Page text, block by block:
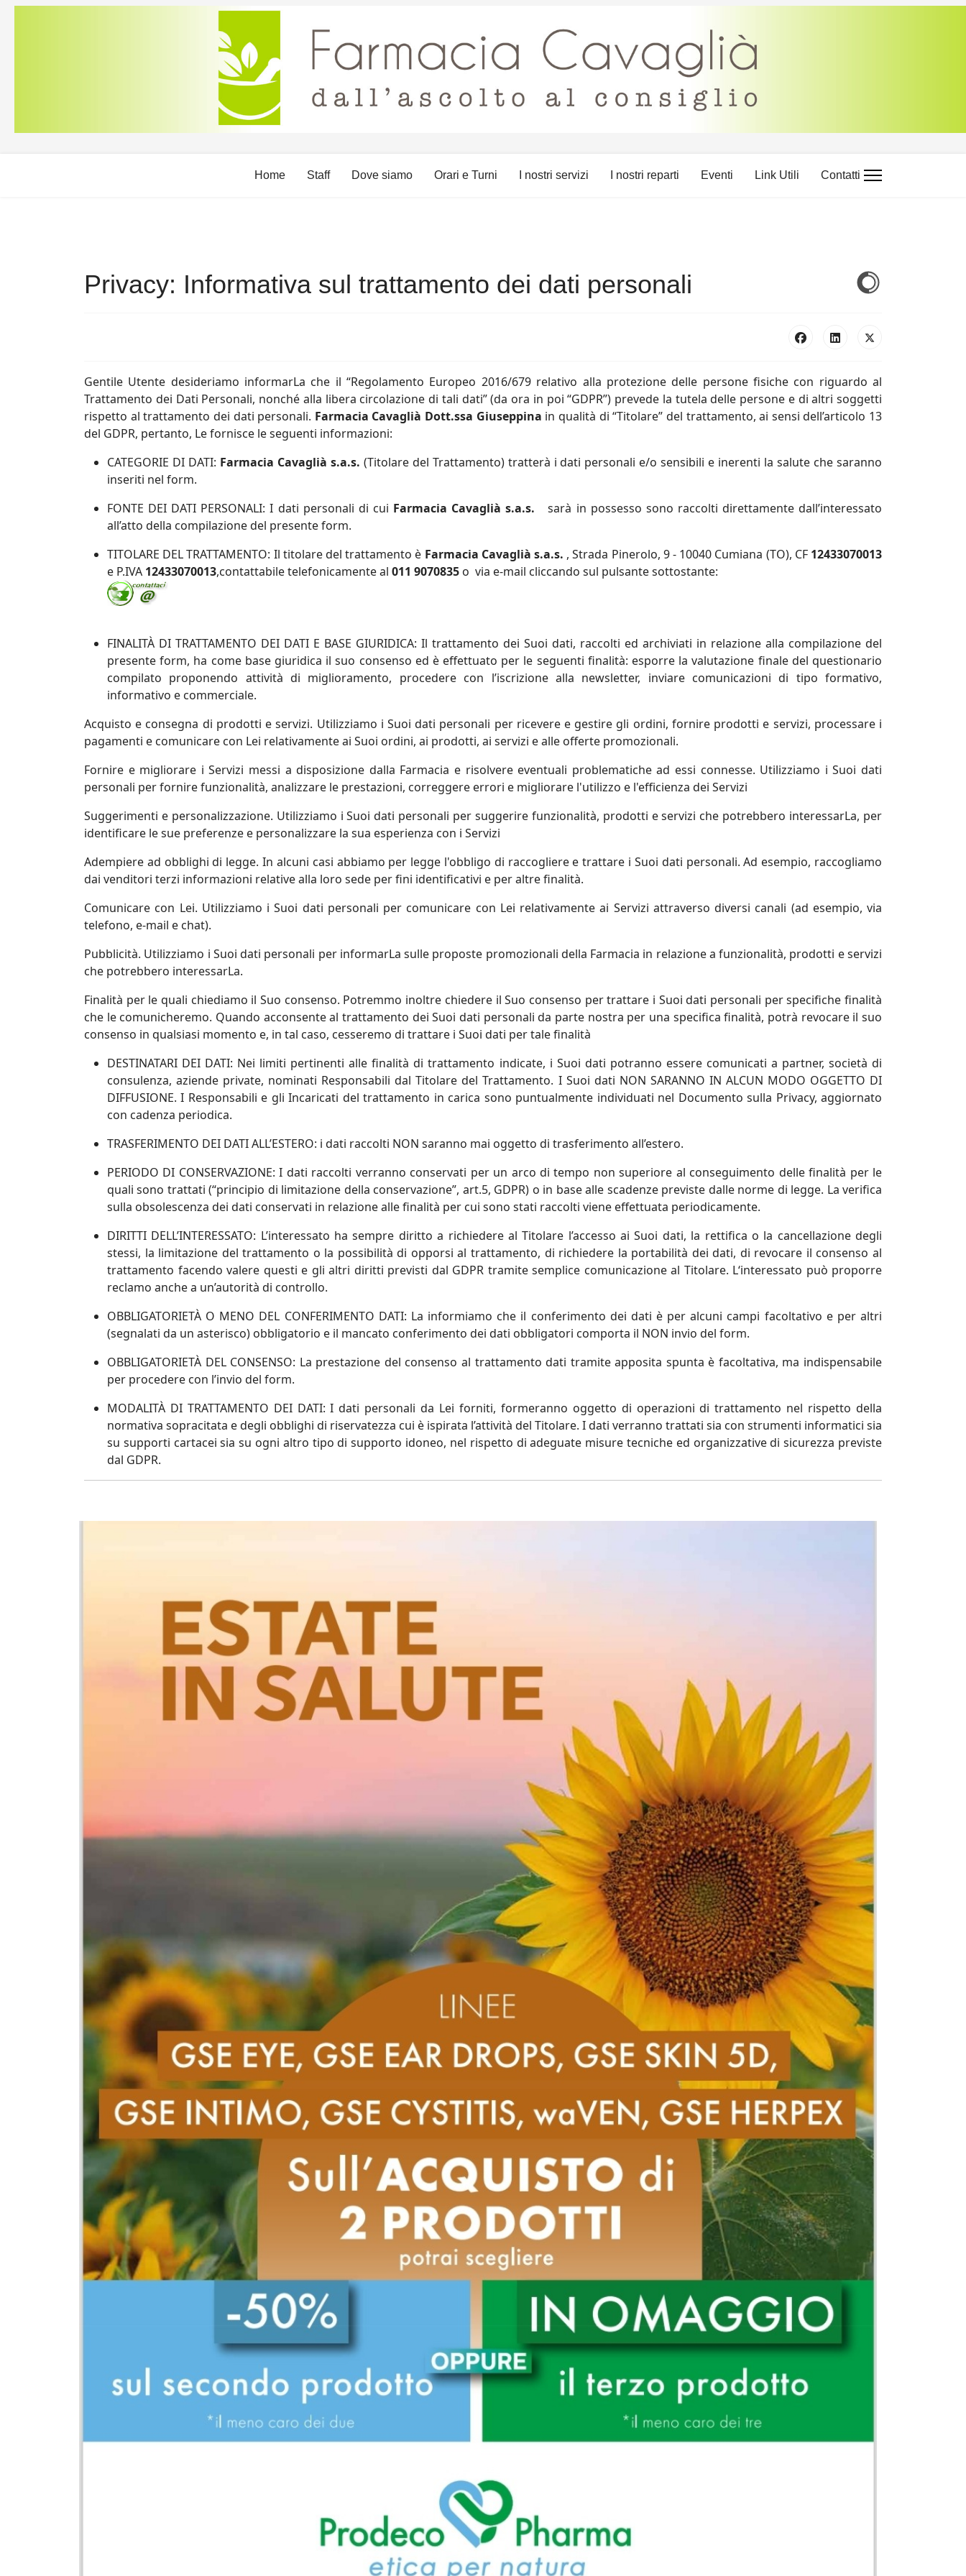
Home Staff Dove siamo Orari e Turni I nostri servizi I nostri reparti Eventi Link Utili Contatti
Privacy: Informativa sul trattamento dei dati personali
Gentile Utente desideriamo informarLa che il “Regolamento Europeo 2016/679 relativo alla protezione delle persone fisiche con riguardo al
Trattamento dei Dati Personali, nonché alla libera circolazione di tali dati” (da ora in poi “GDPR”) prevede la tutela delle persone e di altri soggetti
rispetto al trattamento dei dati personali. Farmacia Cavaglià Dott.ssa Giuseppina in qualità di “Titolare” del trattamento, ai sensi dell’articolo 13
del GDPR, pertanto, Le fornisce le seguenti informazioni:
CATEGORIE DI DATI: Farmacia Cavaglià s.a.s. (Titolare del Trattamento) tratterà i dati personali e/o sensibili e inerenti la salute che saranno
inseriti nel form.
FONTE DEI DATI PERSONALI:I dati personali di cui Farmacia Cavaglià s.a.s.
sarà in possesso sono raccolti direttamente dall’interessato
all’atto della compilazione del presente form.
TITOLARE DEL TRATTAMENTO: Il titolare del trattamento è Farmacia Cavaglià s.a.s. , Strada Pinerolo, 9 - 10040 Cumiana (TO), CF 12433070013
e P.IVA 12433070013,contattabile telefonicamente al 011 9070835 o via e-mail cliccando sul pulsante sottostante:
FINALITÀ DI TRATTAMENTO DEI DATI E BASE GIURIDICA: Il trattamento dei Suoi dati, raccolti ed archiviati in relazione alla compilazione del
presente form, ha come base giuridica il suo consenso ed è effettuato per le seguenti finalità: esporre la valutazione finale del questionario
compilato proponendo attività di miglioramento, procedere con l’iscrizione alla newsletter, inviare comunicazioni di tipo formativo,
informativo e commerciale.
Acquisto e consegna di prodotti e servizi. Utilizziamo i Suoi dati personali per ricevere e gestire gli ordini, fornire prodotti e servizi, processare i
pagamenti e comunicare con Lei relativamente ai Suoi ordini, ai prodotti, ai servizi e alle offerte promozionali.
Fornire e migliorare i Servizi messi a disposizione dalla Farmacia e risolvere eventuali problematiche ad essi connesse. Utilizziamo i Suoi dati
personali per fornire funzionalità, analizzare le prestazioni, correggere errori e migliorare l'utilizzo e l'efficienza dei Servizi
Suggerimenti e personalizzazione. Utilizziamo i Suoi dati personali per suggerire funzionalità, prodotti e servizi che potrebbero interessarLa, per
identificare le sue preferenze e personalizzare la sua esperienza con i Servizi
Adempiere ad obblighi di legge. In alcuni casi abbiamo per legge l'obbligo di raccogliere e trattare i Suoi dati personali. Ad esempio, raccogliamo
dai venditori terzi informazioni relative alla loro sede per fini identificativi e per altre finalità.
Comunicare con Lei. Utilizziamo i Suoi dati personali per comunicare con Lei relativamente ai Servizi attraverso diversi canali (ad esempio, via
telefono, e-mail e chat).
Pubblicità. Utilizziamo i Suoi dati personali per informarLa sulle proposte promozionali della Farmacia in relazione a funzionalità, prodotti e servizi
che potrebbero interessarLa.
Finalità per le quali chiediamo il Suo consenso. Potremmo inoltre chiedere il Suo consenso per trattare i Suoi dati personali per specifiche finalità
che le comunicheremo. Quando acconsente al trattamento dei Suoi dati personali da parte nostra per una specifica finalità, potrà revocare il suo
consenso in qualsiasi momento e, in tal caso, cesseremo di trattare i Suoi dati per tale finalità
DESTINATARI DEI DATI: Nei limiti pertinenti alle finalità di trattamento indicate, i Suoi dati potranno essere comunicati a partner, società di
consulenza, aziende private, nominati Responsabili dal Titolare del Trattamento. I Suoi dati NON SARANNO IN ALCUN MODO OGGETTO DI
DIFFUSIONE. I Responsabili e gli Incaricati del trattamento in carica sono puntualmente individuati nel Documento sulla Privacy, aggiornato
con cadenza periodica.
TRASFERIMENTO DEI DATI ALL’ESTERO: i dati raccolti NON saranno mai oggetto di trasferimento all’estero.
PERIODO DI CONSERVAZIONE: I dati raccolti verranno conservati per un arco di tempo non superiore al conseguimento delle finalità per le
quali sono trattati (“principio di limitazione della conservazione”, art.5, GDPR) o in base alle scadenze previste dalle norme di legge. La verifica
sulla obsolescenza dei dati conservati in relazione alle finalità per cui sono stati raccolti viene effettuata periodicamente.
DIRITTI DELL’INTERESSATO: L’interessato ha sempre diritto a richiedere al Titolare l’accesso ai Suoi dati, la rettifica o la cancellazione degli
stessi, la limitazione del trattamento o la possibilità di opporsi al trattamento, di richiedere la portabilità dei dati, di revocare il consenso al
trattamento facendo valere questi e gli altri diritti previsti dal GDPR tramite semplice comunicazione al Titolare. L‘interessato può proporre
reclamo anche a un’autorità di controllo.
OBBLIGATORIETÀ O MENO DEL CONFERIMENTO DATI: La informiamo che il conferimento dei dati è per alcuni campi facoltativo e per altri
(segnalati da un asterisco) obbligatorio e il mancato conferimento dei dati obbligatori comporta il NON invio del form.
OBBLIGATORIETÀ DEL CONSENSO: La prestazione del consenso al trattamento dati tramite apposita spunta è facoltativa, ma indispensabile
per procedere con l’invio del form.
MODALITÀ DI TRATTAMENTO DEI DATI: I dati personali da Lei forniti, formeranno oggetto di operazioni di trattamento nel rispetto della
normativa sopracitata e degli obblighi di riservatezza cui è ispirata l’attività del Titolare. I dati verranno trattati sia con strumenti informatici sia
su supporti cartacei sia su ogni altro tipo di supporto idoneo, nel rispetto di adeguate misure tecniche ed organizzative di sicurezza previste
dal GDPR.